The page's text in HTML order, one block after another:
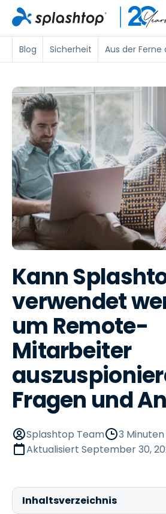
Blog Sicherheit Aus der Ferne
Kann
verwendet
um Remote-
Mitarbeiter
Fragen und
Splashtop Team
3
Aktualisiert September 30,
Inhaltsverzeichnis